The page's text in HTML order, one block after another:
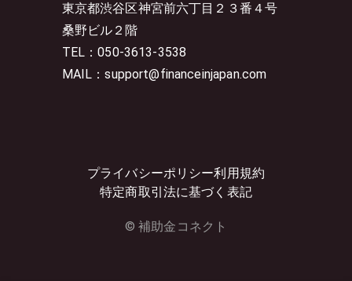
東京都渋谷区神宮前六丁目２３番４号
桑野ビル２階
TEL：050-3613-3538
MAIL：support@financeinjapan.com
プライバシーポリシー利用規約
特定商取引法に基づく表記
© 補助金コネクト